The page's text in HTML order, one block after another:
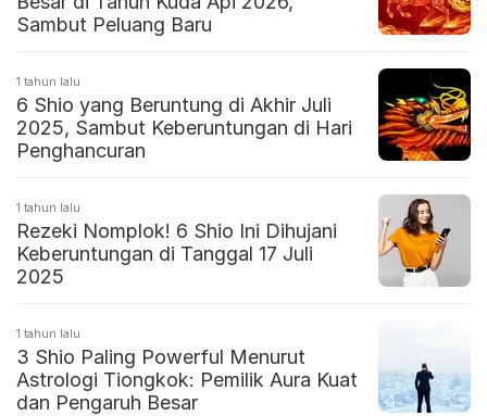
Sambut Peluang Baru
1 tahun lalu
6 Shio yang Beruntung di Akhir Juli
2025, Sambut Keberuntungan di Hari
Penghancuran
1 tahun lalu
Rezeki Nomplok! 6 Shio Ini Dihujani
Keberuntungan di Tanggal 17 Juli
2025
1 tahun lalu
3 Shio Paling Powerful Menurut
Astrologi Tiongkok: Pemilik Aura Kuat
dan Pengaruh Besar